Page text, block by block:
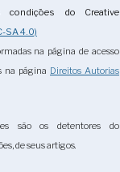
condições do Creative
SA 4.0)
na página de acesso
na página Direitos Autorias
são os detentores do
de seus artigos.